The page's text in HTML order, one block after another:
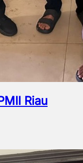
Riau